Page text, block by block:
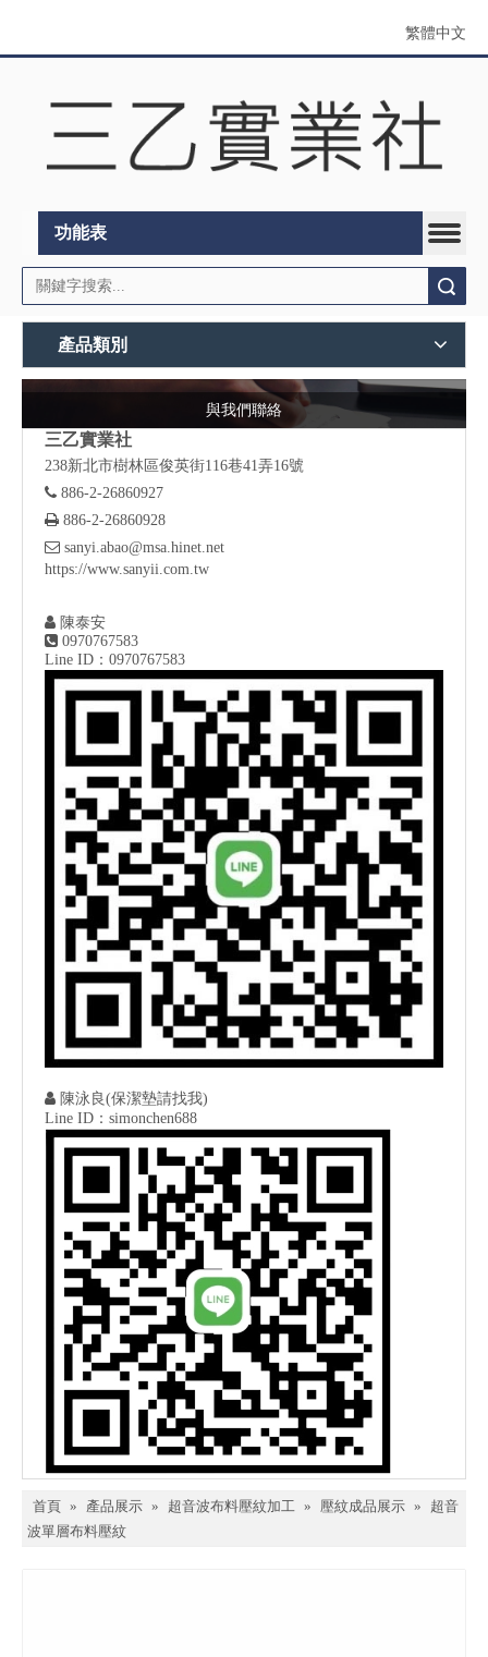
繁體中文
功能表
產品類別
與我們聯絡
三乙實業社
238新北市樹林區俊英街116巷41弄16號
 886-2-26860927
 886-2-26860928
 sanyi.abao@msa.hinet.net
https://www.sanyii.com.tw
 陳泰安
 0970767583
Line ID：0970767583
 陳泳良(保潔墊請找我)
Line ID：simonchen688
首頁 » 產品展示 » 超音波布料壓紋加工 » 壓紋成品展示 »
超音
波單層布料壓紋